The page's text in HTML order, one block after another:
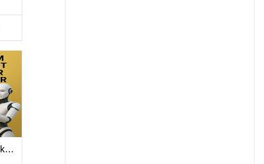
Premium Breakouts Scanner Indicator